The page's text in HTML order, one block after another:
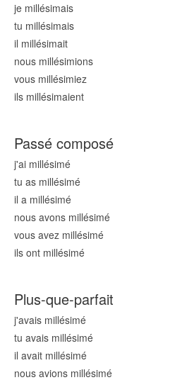
je millésimais
tu millésimais
il millésimait
nous millésimions
vous millésimiez
ils millésimaient
Passé composé
j'ai millésimé
tu as millésimé
il a millésimé
nous avons millésimé
vous avez millésimé
ils ont millésimé
Plus-que-parfait
j'avais millésimé
tu avais millésimé
il avait millésimé
nous avions millésimé